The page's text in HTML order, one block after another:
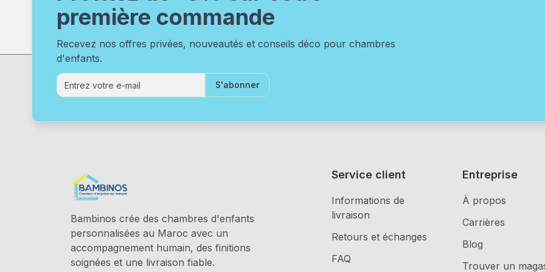
première commande
Recevez nos offres privées, nouveautés et conseils déco pour chambres
d'enfants.
S'abonner
Bambinos crée des chambres d'enfants
personnalisées au Maroc avec un
accompagnement humain, des finitions
soignées et une livraison fiable.
Service client
Informations de
livraison
Retours et échanges
FAQ
Entreprise
À propos
Carrières
Blog
Trouver un